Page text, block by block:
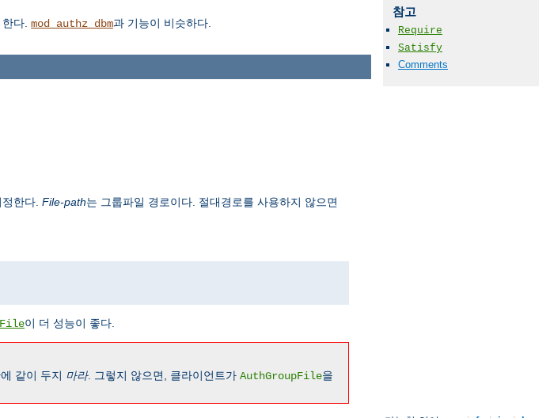
다. mod_authz_dbm과 기능이 비슷하다.
참고
Require
Satisfy
Comments
한다. File-path는 그룹파일 경로이다. 절대경로를 사용하지 않으면
이 더 성능이 좋다.
같이 두지 마라. 그렇지 않으면, 클라이언트가 AuthGroupFile을